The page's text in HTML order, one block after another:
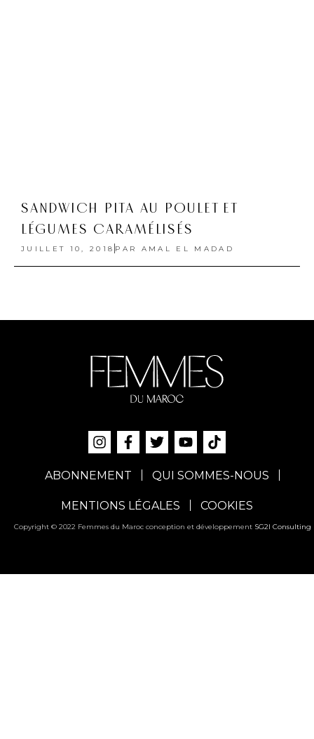
SANDWICH PITA AU POULET ET
LÉGUMES CARAMÉLISÉS
JUILLET 10, 2018 PAR AMAL EL MADAD
ABONNEMENT QUI SOMMES-NOUS
MENTIONS LÉGALES COOKIES
Copyright © 2022 Femmes du Maroc conception et développement SG2I Consulting